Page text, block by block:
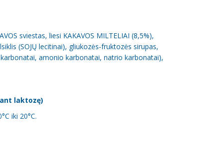
sviestas, liesi KAKAVOS MILTELIAI (8,5%),
(SOJŲ lecitinai), gliukozės-fruktozės sirupas,
amonio karbonatai, natrio karbonatai),
laktozę)
iki 20°C.